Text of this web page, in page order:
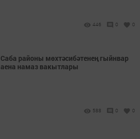
446 0 0
Саба районы мөхтәсибәтенең гыйнвар
аена намаз вакытлары
588 0 0